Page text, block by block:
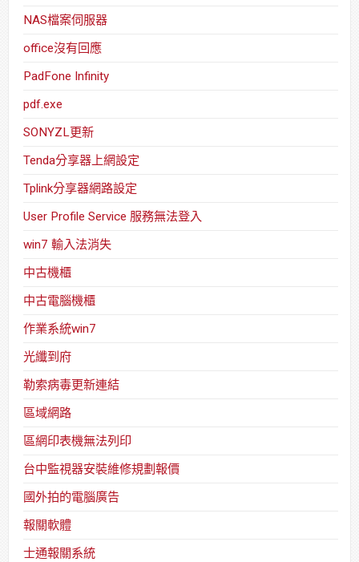
NAS檔案伺服器
office沒有回應
PadFone Infinity
pdf.exe
SONYZL更新
Tenda分享器上網設定
Tplink分享器網路設定
User Profile Service 服務無法登入
win7 輸入法消失
中古機櫃
中古電腦機櫃
作業系統win7
光纖到府
勒索病毒更新連結
區域網路
區網印表機無法列印
台中監視器安裝維修規劃報價
國外拍的電腦廣告
報關軟體
士通報關系統